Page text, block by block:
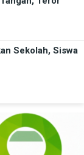
Sekolah, Siswa